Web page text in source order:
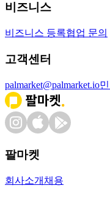
비즈니스
비즈니스 등록협업 문의
고객센터
palmarket@palmarket.io
팔마켓
회사소개 채용